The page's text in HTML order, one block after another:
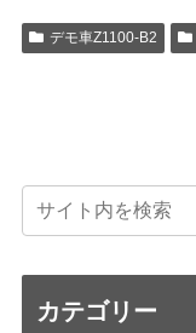
デモ車Z1100-B2
カテゴリー